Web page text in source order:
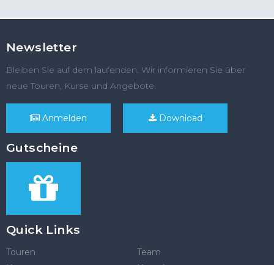
Newsletter
Bleiben Sie auf dem laufenden. Wir informieren Sie über
neue Touren, Kurse und Angebote.
Anmelden Download
Gutscheine
Quick Links
Touren
Team